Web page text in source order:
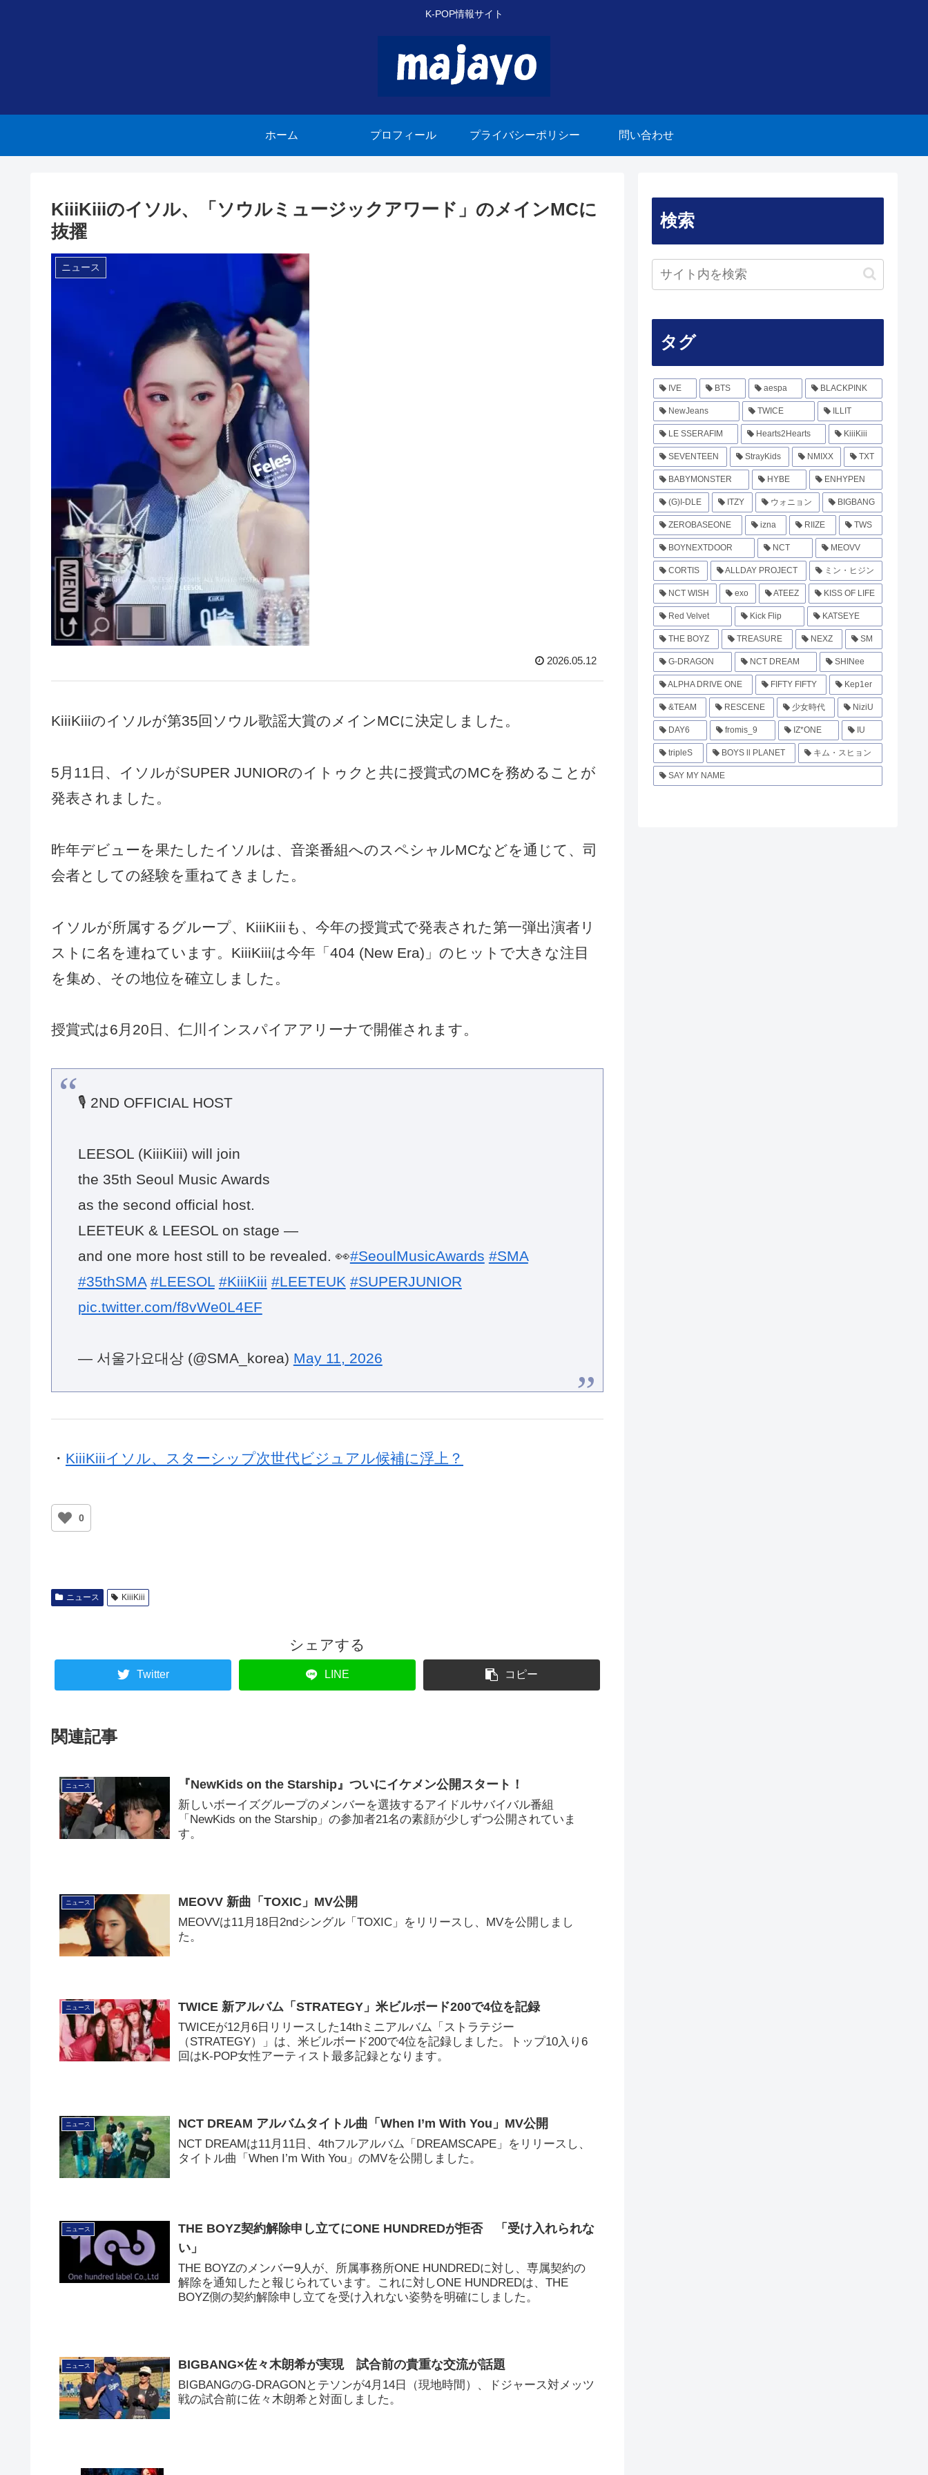
K-POP情報サイト
ホーム プロフィール プライバシーポリシー 問い合わせ
KiiiKiiiのイソル、「ソウルミュージックアワード」のメインMCに
抜擢
ニュース
2026.05.12
KiiiKiiiのイソルが第35回ソウル歌謡大賞のメインMCに決定しました。
5月11日、イソルがSUPER JUNIORのイトゥクと共に授賞式のMCを務めることが
発表されました。
昨年デビューを果たしたイソルは、音楽番組へのスペシャルMCなどを通じて、司
会者としての経験を重ねてきました。
イソルが所属するグループ、KiiiKiiiも、今年の授賞式で発表された第一弾出演者リ
ストに名を連ねています。KiiiKiiiは今年「404 (New Era)」のヒットで大きな注目
を集め、その地位を確立しました。
授賞式は6月20日、仁川インスパイアアリーナで開催されます。
🎙️ 2ND OFFICIAL HOST
LEESOL (KiiiKiii) will join
the 35th Seoul Music Awards
as the second official host.
LEETEUK & LEESOL on stage —
and one more host still to be revealed. 👀#SeoulMusicAwards #SMA
#35thSMA #LEESOL #KiiiKiii #LEETEUK #SUPERJUNIOR
pic.twitter.com/f8vWe0L4EF
— 서울가요대상 (@SMA_korea) May 11, 2026
・ KiiiKiiiイソル、スターシップ次世代ビジュアル候補に浮上？
0
ニュース KiiiKiii
シェアする
Twitter LINE コピー
関連記事
ニュース 『NewKids on the Starship』ついにイケメン公開スタート！
新しいボーイズグループのメンバーを選抜するアイドルサバイバル番組
「NewKids on the Starship」の参加者21名の素顔が少しずつ公開されていま
す。
ニュース MEOVV 新曲「TOXIC」MV公開
MEOVVは11月18日2ndシングル「TOXIC」をリリースし、MVを公開しまし
た。
ニュース TWICE 新アルバム「STRATEGY」米ビルボード200で4位を記録
TWICEが12月6日リリースした14thミニアルバム「ストラテジー
（STRATEGY）」は、米ビルボード200で4位を記録しました。トップ10入り6
回はK-POP女性アーティスト最多記録となります。
ニュース NCT DREAM アルバムタイトル曲「When I’m With You」MV公開
NCT DREAMは11月11日、4thフルアルバム「DREAMSCAPE」をリリースし、
タイトル曲「When I’m With You」のMVを公開しました。
ニュース
THE BOYZ契約解除申し立てにONE HUNDREDが拒否 「受け入れられな
い」
THE BOYZのメンバー9人が、所属事務所ONE HUNDREDに対し、専属契約の
解除を通知したと報じられています。これに対しONE HUNDREDは、THE
BOYZ側の契約解除申し立てを受け入れない姿勢を明確にしました。
ニュース BIGBANG×佐々木朗希が実現 試合前の貴重な交流が話題
BIGBANGのG-DRAGONとテソンが4月14日（現地時間）、ドジャース対メッツ
戦の試合前に佐々木朗希と対面しました。
検索
タグ
IVE BTS aespa BLACKPINK
NewJeans TWICE ILLIT
LE SSERAFIM Hearts2Hearts KiiiKiii
SEVENTEEN StrayKids NMIXX TXT
BABYMONSTER HYBE ENHYPEN
(G)I-DLE ITZY ウォニョン BIGBANG
ZEROBASEONE izna RIIZE TWS
BOYNEXTDOOR NCT MEOVV
CORTIS ALLDAY PROJECT ミン・ヒジン
NCT WISH exo ATEEZ KISS OF LIFE
Red Velvet Kick Flip KATSEYE
THE BOYZ TREASURE NEXZ SM
G-DRAGON NCT DREAM SHINee
ALPHA DRIVE ONE FIFTY FIFTY Kep1er
&TEAM RESCENE 少女時代 NiziU
DAY6 fromis_9 IZ*ONE IU
tripleS BOYS ll PLANET キム・スヒョン
SAY MY NAME